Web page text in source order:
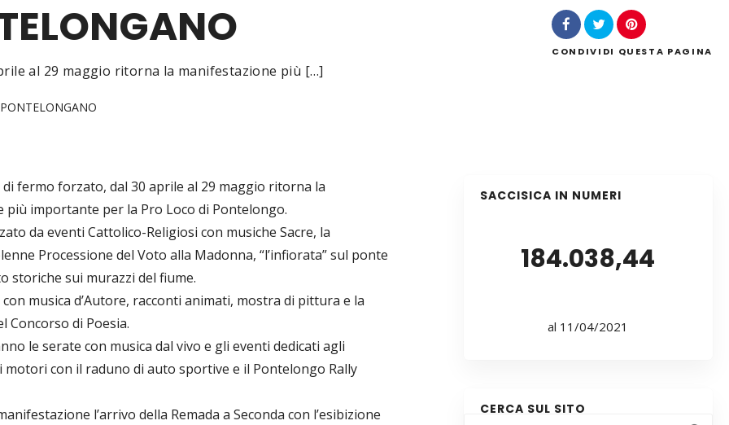
al 29 maggio ritorna la manifestazione più […]
CONDIVIDI QUESTA PAGINA
fermo forzato, dal 30 aprile al 29 maggio ritorna la
più importante per la Pro Loco di Pontelongo.
da eventi Cattolico-Religiosi con musiche Sacre, la
Processione del Voto alla Madonna, “l’infiorata” sul ponte
storiche sui murazzi del fiume.
musica d’Autore, racconti animati, mostra di pittura e la
Concorso di Poesia.
le serate con musica dal vivo e gli eventi dedicati agli
motori con il raduno di auto sportive e il Pontelongo Rally
l’arrivo della Remada a Seconda con l’esibizione
SACCISICA IN NUMERI
184.038,44
al 11/04/2021
CERCA SUL SITO